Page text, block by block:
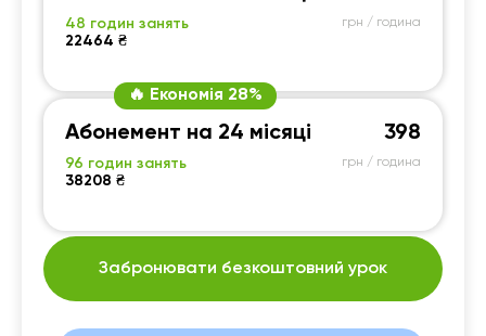
48 годин занять
22464 ₴
грн / година
🔥 Економія 28%
Абонемент на 24 місяці
96 годин занять
38208 ₴
398
грн / година
Забронювати безкоштовний урок